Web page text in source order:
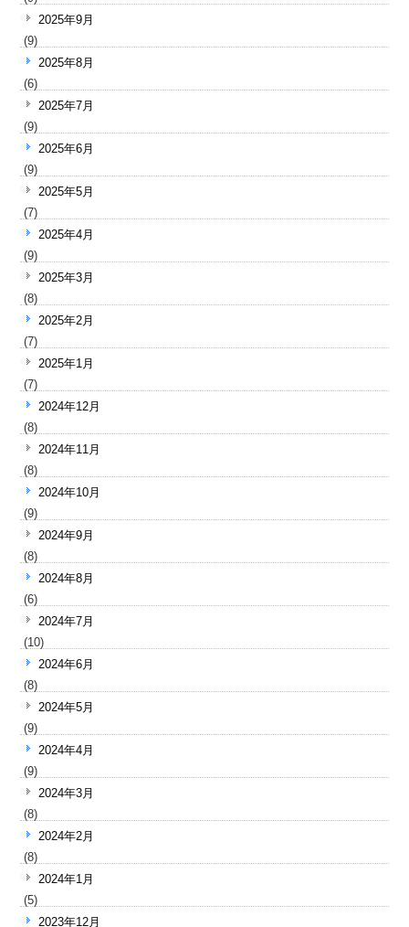
2025年9月
(9)
2025年8月
(6)
2025年7月
(9)
2025年6月
(9)
2025年5月
(7)
2025年4月
(9)
2025年3月
(8)
2025年2月
(7)
2025年1月
(7)
2024年12月
(8)
2024年11月
(8)
2024年10月
(9)
2024年9月
(8)
2024年8月
(6)
2024年7月
(10)
2024年6月
(8)
2024年5月
(9)
2024年4月
(9)
2024年3月
(8)
2024年2月
(8)
2024年1月
(5)
2023年12月